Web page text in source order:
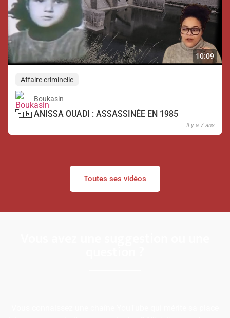
10:09
Affaire criminelle
Boukasin
🇫🇷 ANISSA OUADI : ASSASSINÉE EN 1985
Il y a 7 ans
Toutes ses vidéos